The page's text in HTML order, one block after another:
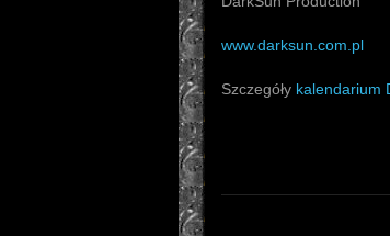
www.darksun.com.pl
Szczegóły kalendarium